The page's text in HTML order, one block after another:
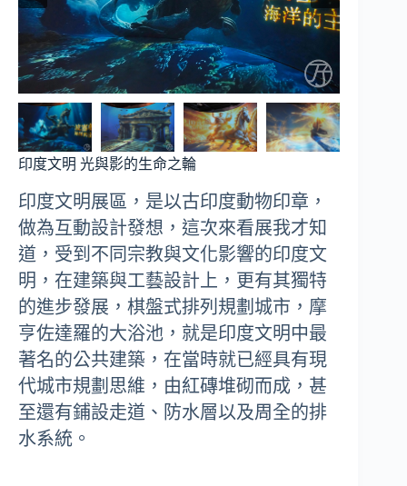
印度文明 光與影的生命之輪
印度文明展區，是以古印度動物印章，
做為互動設計發想，這次來看展我才知
道，受到不同宗教與文化影響的印度文
明，在建築與工藝設計上，更有其獨特
的進步發展，棋盤式排列規劃城市，摩
亨佐達羅的大浴池，就是印度文明中最
著名的公共建築，在當時就已經具有現
代城市規劃思維，由紅磚堆砌而成，甚
至還有鋪設走道、防水層以及周全的排
水系統。